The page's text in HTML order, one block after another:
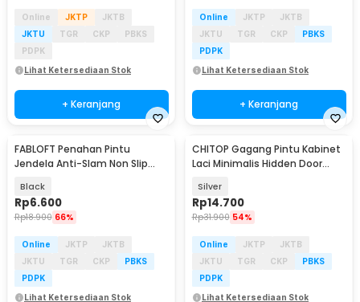
Online JKTP
JKTB
JKTU
TGR CKP
PBKS
PDPK
Lihat Ketersediaan Stok
+ Keranjang
Online JKTP
JKTB
JKTU
TGR CKP
PBKS
PDPK
Lihat Ketersediaan Stok
+ Keranjang
FABLOFT Penahan Pintu
Jendela Anti-Slam Non Slip
Black
Rp6.600
Rp18.900 66%
Online JKTP
JKTB
JKTU
TGR CKP
PBKS
PDPK
Lihat Ketersediaan Stok
CHITOP Gagang Pintu Kabinet
Laci Minimalis Hidden Door
Silver
Rp14.700
Rp31.900 54%
Online JKTP
JKTB
JKTU
TGR CKP
PBKS
PDPK
Lihat Ketersediaan Stok